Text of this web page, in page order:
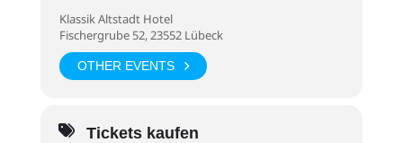
Klassik Altstadt Hotel
Fischergrube 52, 23552 Lübeck
OTHER EVENTS
Tickets kaufen